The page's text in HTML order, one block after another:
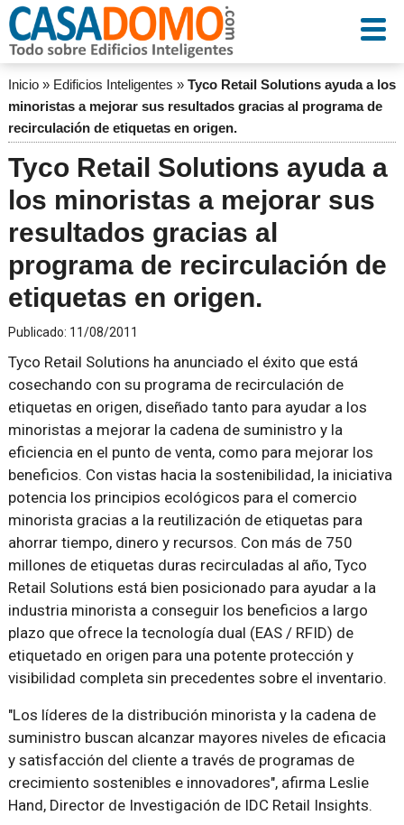
Inicio» Edificios Inteligentes » Tyco Retail Solutions ayuda a los
minoristas a mejorar sus resultados gracias al programa de
recirculación de etiquetas en origen.
Tyco Retail Solutions ayuda a
los minoristas a mejorar sus
resultados gracias al
programa de recirculación de
etiquetas en origen.
Publicado: 11/08/2011
Tyco Retail Solutions ha anunciado el éxito que está
cosechando con su programa de recirculación de
etiquetas en origen, diseñado tanto para ayudar a los
minoristas a mejorar la cadena de suministro y la
eficiencia en el punto de venta, como para mejorar los
beneficios. Con vistas hacia la sostenibilidad, la iniciativa
potencia los principios ecológicos para el comercio
minorista gracias a la reutilización de etiquetas para
ahorrar tiempo, dinero y recursos. Con más de 750
millones de etiquetas duras recirculadas al año, Tyco
Retail Solutions está bien posicionado para ayudar a la
industria minorista a conseguir los beneficios a largo
plazo que ofrece la tecnología dual (EAS / RFID) de
etiquetado en origen para una potente protección y
visibilidad completa sin precedentes sobre el inventario.
"Los líderes de la distribución minorista y la cadena de
suministro buscan alcanzar mayores niveles de eficacia
y satisfacción del cliente a través de programas de
crecimiento sostenibles e innovadores", afirma Leslie
Hand, Director de Investigación de IDC Retail Insights.